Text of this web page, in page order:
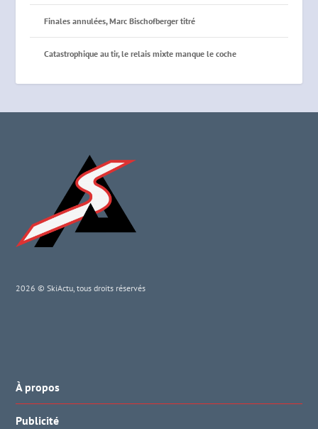
Finales annulées, Marc Bischofberger titré
Catastrophique au tir, le relais mixte manque le coche
2026 © SkiActu, tous droits réservés
À propos
Publicité